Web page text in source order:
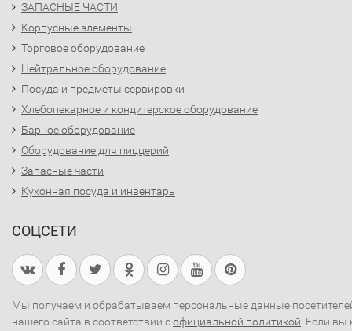
ЗАПАСНЫЕ ЧАСТИ
Корпусные элементы
Торговое оборудование
Нейтральное оборудование
Посуда и предметы сервировки
Хлебопекарное и кондитерское оборудование
Барное оборудование
Оборудование для пиццерий
Запасные части
Кухонная посуда и инвентарь
СОЦСЕТИ
Мы получаем и обрабатываем персональные данные
нашего сайта в соответствии софициальной политикой . Если вы